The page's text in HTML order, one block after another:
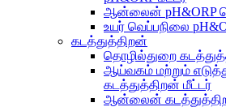
ஆன்லைன் pH&ORP
உயர் வெப்பநிலை
கடத்துத்திறன்
தொழில்துறை
ஆய்வகம் மற்றும்
கடத்துத்திறன் மீட்டர்
ஆன்லைன்